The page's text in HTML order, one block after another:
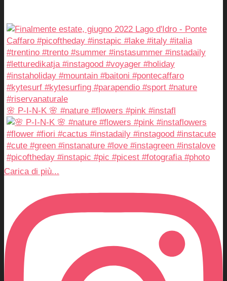
🌸 P-I-N-K 🌸 #nature #flowers #pink #instafl
Carica di più...